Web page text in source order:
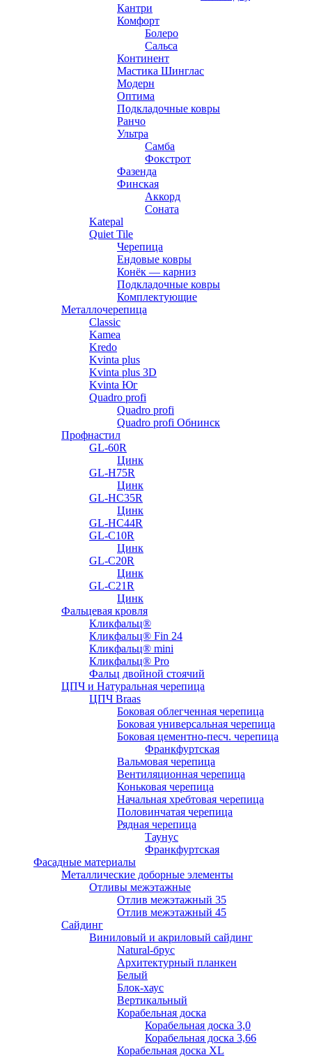
Кантри
Комфорт
Болеро
Сальса
Континент
Мастика Шинглас
Модерн
Оптима
Подкладочные ковры
Ранчо
Ультра
Самба
Фокстрот
Фазенда
Финская
Аккорд
Соната
Katepal
Quiet Tile
Черепица
Ендовые ковры
Конёк — карниз
Подкладочные ковры
Комплектующие
Металлочерепица
Classic
Kamea
Kredo
Kvinta plus
Kvinta plus 3D
Kvinta Юг
Quadro profi
Quadro profi
Quadro profi Обнинск
Профнастил
GL-60R
Цинк
GL-H75R
Цинк
GL-HC35R
Цинк
GL-HC44R
GL-С10R
Цинк
GL-С20R
Цинк
GL-С21R
Цинк
Фальцевая кровля
Кликфальц®
Кликфальц® Fin 24
Кликфальц® mini
Кликфальц® Pro
Фальц двойной стоячий
ЦПЧ и Натуральная черепица
ЦПЧ Braas
Боковая облегченная черепица
Боковая универсальная черепица
Боковая цементно-песч. черепица
Франкфуртская
Вальмовая черепица
Вентиляционная черепица
Коньковая черепица
Начальная хребтовая черепица
Половинчатая черепица
Рядная черепица
Таунус
Франкфуртская
Фасадные материалы
Металлические доборные элементы
Отливы межэтажные
Отлив межэтажный 35
Отлив межэтажный 45
Сайдинг
Виниловый и акриловый сайдинг
Natural-брус
Архитектурный планкен
Белый
Блок-хаус
Вертикальный
Корабельная доска
Корабельная доска 3,0
Корабельная доска 3,66
Корабельная доска XL